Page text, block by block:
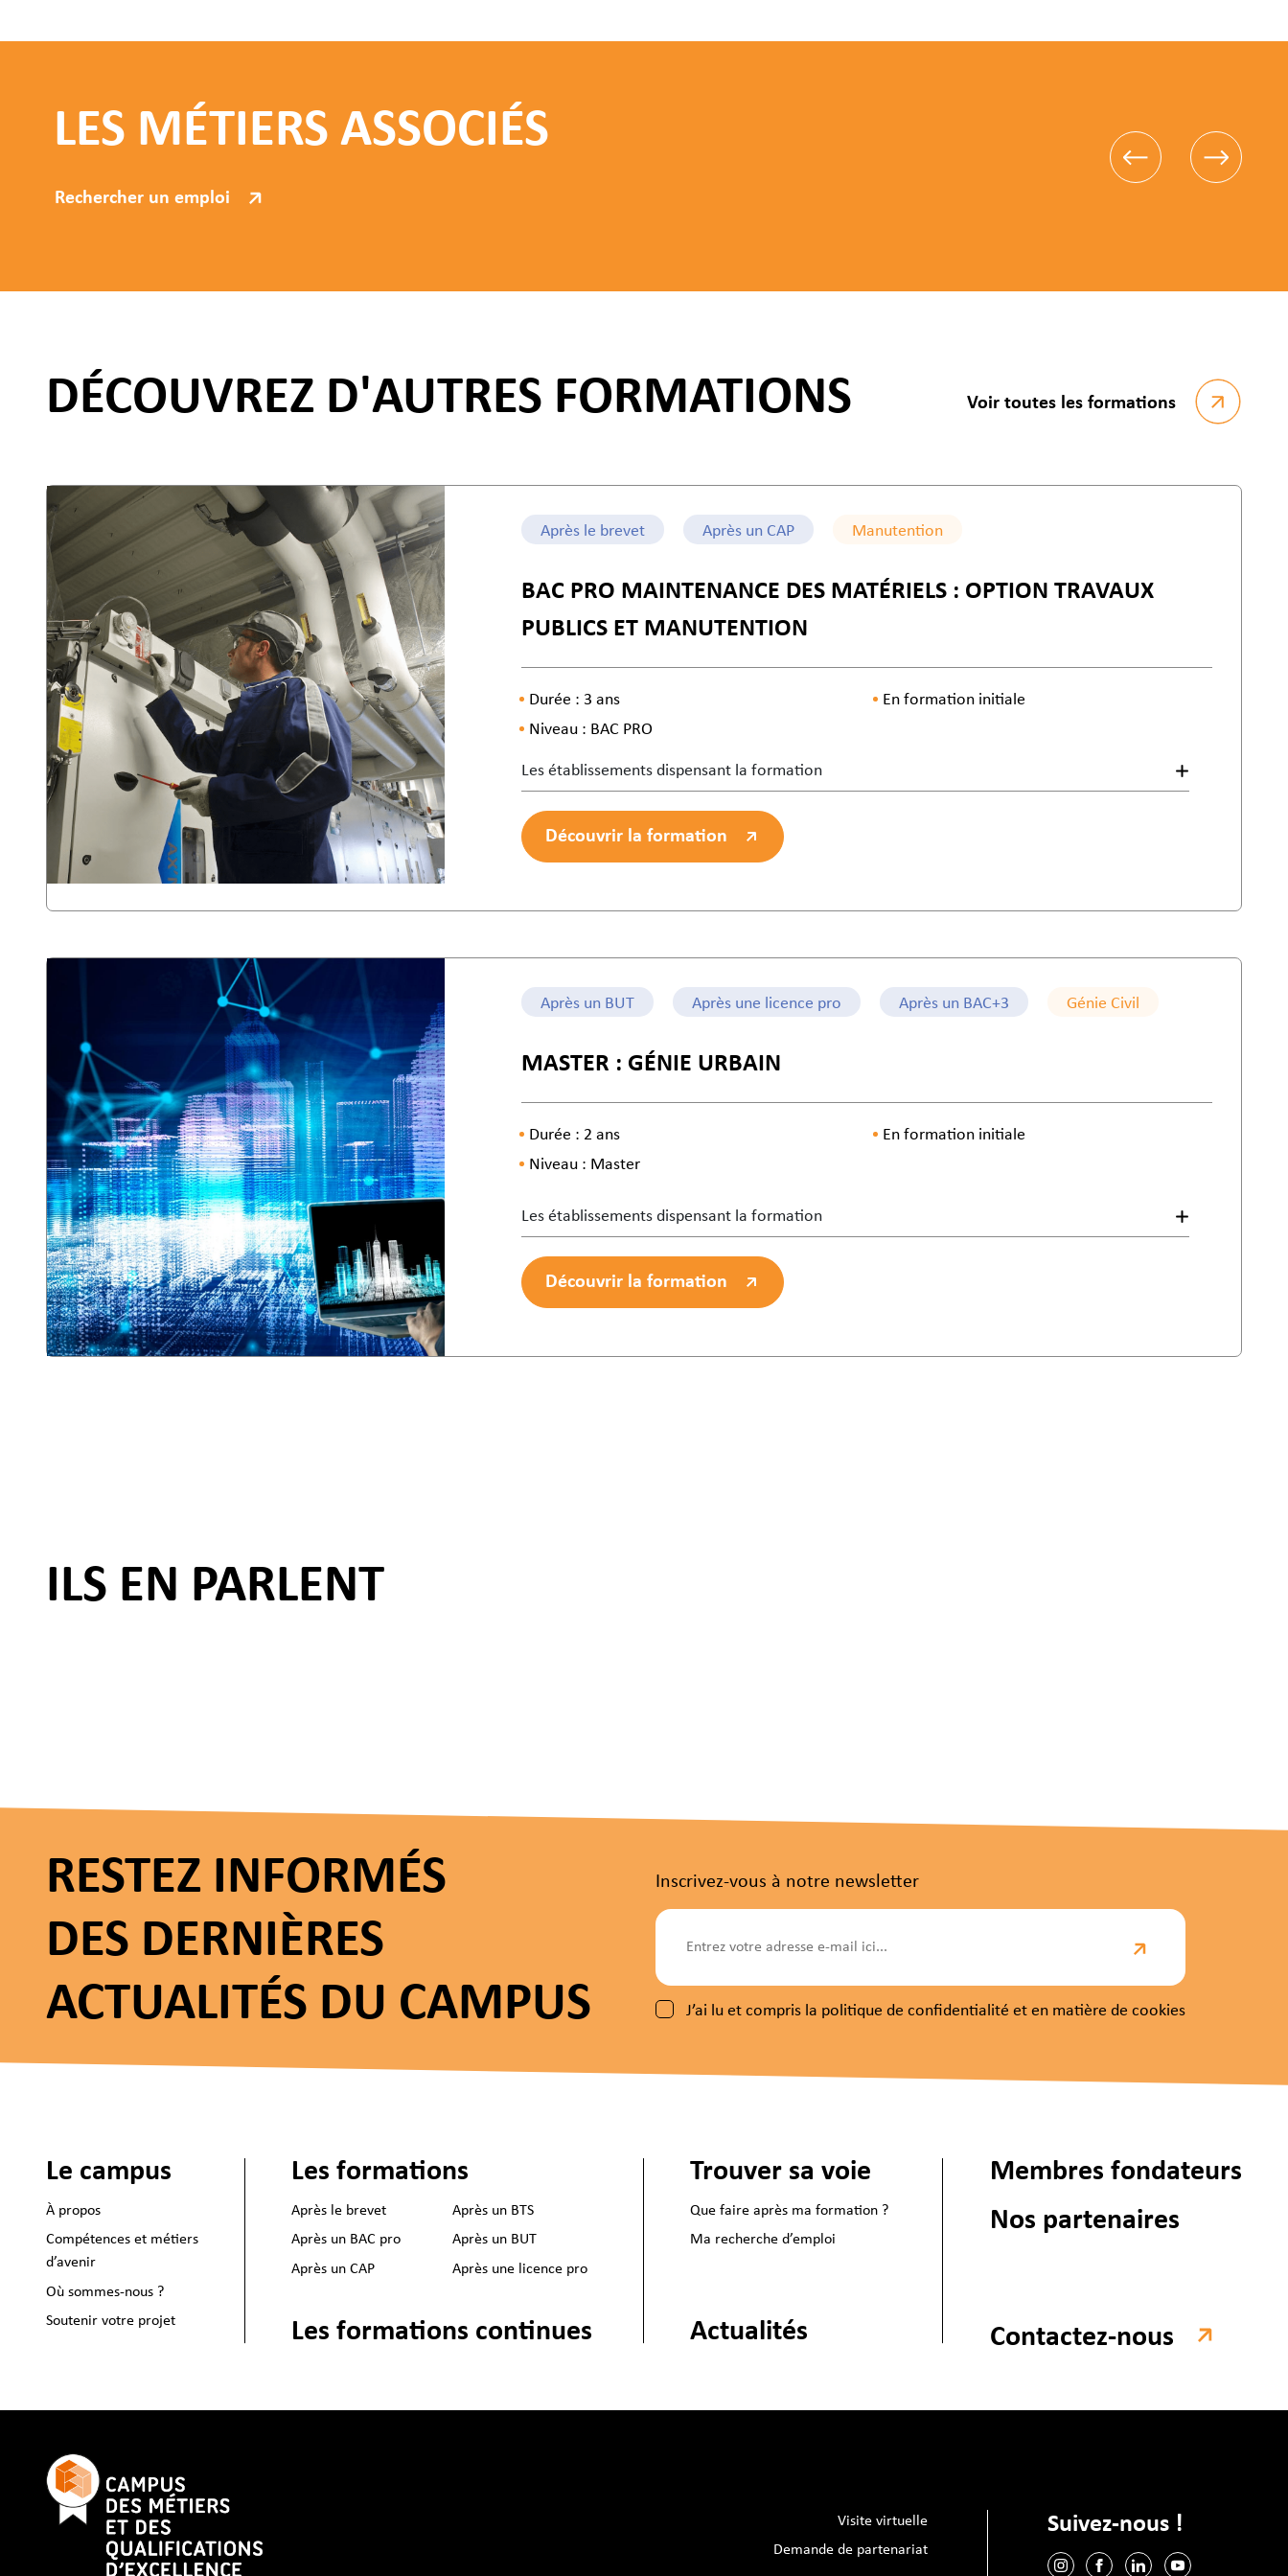
LES MÉTIERS ASSOCIÉS
Rechercher un emploi
DÉCOUVREZ D'AUTRES FORMATIONS Voir toutes les formations
Après le brevet Après un CAP Manutention
BAC PRO MAINTENANCE DES MATÉRIELS : OPTION TRAVAUX
PUBLICS ET MANUTENTION
Durée : 3 ans
Niveau : BAC PRO
En formation initiale
Les établissements dispensant la formation
Découvrir la formation
Après un BUT Après une licence pro Après un BAC+3 Génie Civil
MASTER : GÉNIE URBAIN
Durée : 2 ans
Niveau : Master
En formation initiale
Les établissements dispensant la formation
Découvrir la formation
ILS EN PARLENT
RESTEZ INFORMÉS
DES DERNIÈRES
ACTUALITÉS DU CAMPUS
Inscrivez-vous à notre newsletter
J’ai lu et compris la politique de confidentialité et en matière de cookies
Le campus
À propos
Compétences et métiers
d’avenir
Où sommes-nous ?
Soutenir votre projet
Les formations
Après le brevet
Après un BAC pro
Après un CAP
Après un BTS
Après un BUT
Après une licence pro
Les formations continues
Trouver sa voie
Que faire après ma formation ?
Ma recherche d’emploi
Actualités
Membres fondateurs
Nos partenaires
Contactez-nous
Visite virtuelle
Demande de partenariat
Suivez-nous !